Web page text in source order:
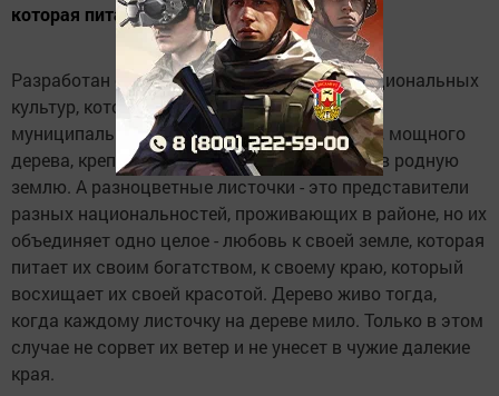
которая питает их своим богатством, к...
Разработан официальный логотип Года национальных
культур, который символизирует Заинский
муниципальный район в качестве сильного, мощного
дерева, крепко своими корнями уходящего в родную
землю. А разноцветные листочки - это представители
разных национальностей, проживающих в районе, но их
объединяет одно целое - любовь к своей земле, которая
питает их своим богатством, к своему краю, который
восхищает их своей красотой. Дерево живо тогда,
когда каждому листочку на дереве мило. Только в этом
случае не сорвет их ветер и не унесет в чужие далекие
края.